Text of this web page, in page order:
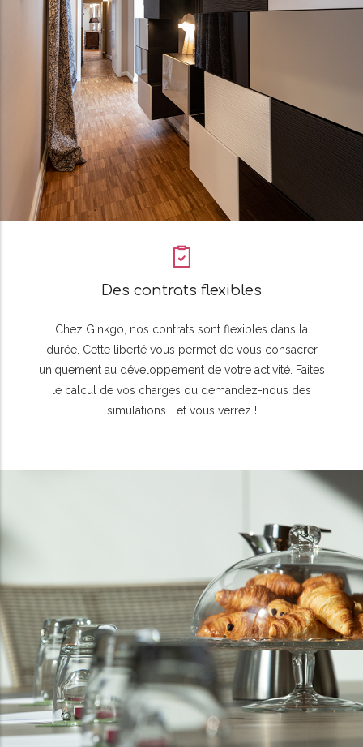
Des contrats flexibles
Chez Ginkgo, nos contrats sont flexibles dans la
durée. Cette liberté vous permet de vous consacrer
uniquement au développement de votre activité. Faites
le calcul de vos charges ou demandez-nous des
simulations ...et vous verrez !